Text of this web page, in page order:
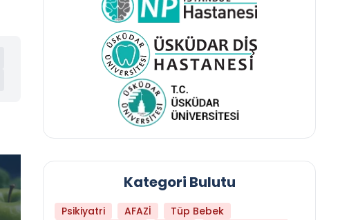
Kategori Bulutu
Psikiyatri AFAZİ
Tüp Bebek